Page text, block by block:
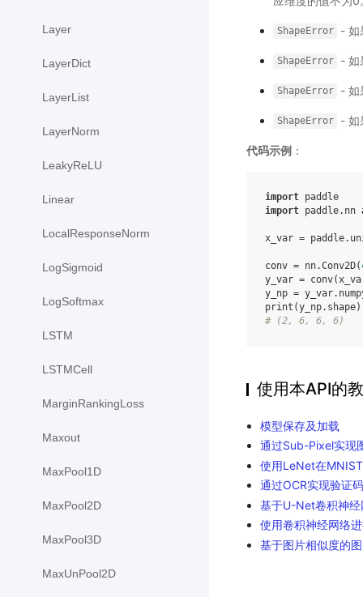
Layer
LayerDict
LayerList
LayerNorm
LeakyReLU
Linear
LocalResponseNorm
LogSigmoid
LogSoftmax
LSTM
LSTMCell
MarginRankingLoss
Maxout
MaxPool1D
MaxPool2D
MaxPool3D
MaxUnPool2D
ShapeError - 如
ShapeError - 如
ShapeError - 如
ShapeError - 如
代码示例 ：
import paddle
import paddle.nn
x_var = paddle.
conv = nn.Conv2D(
y_var = conv(
y_np = y_var.
print (y_np. shape)
# (2, 6, 6, 6)
使用本API的
模型保存及加载
通过Sub-Pixel实现
使用LeNet在
通过OCR实现验证
基于U-Net卷积神
使用卷积神经网络
基于图片相似度的